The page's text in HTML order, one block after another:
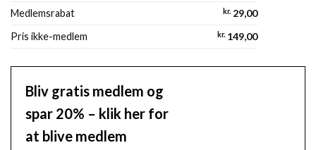
Medlemsrabat kr. 29,00
Pris ikke-medlem
kr. 149,00
Bliv gratis medlem og
spar 20% – klik her for
at blive medlem